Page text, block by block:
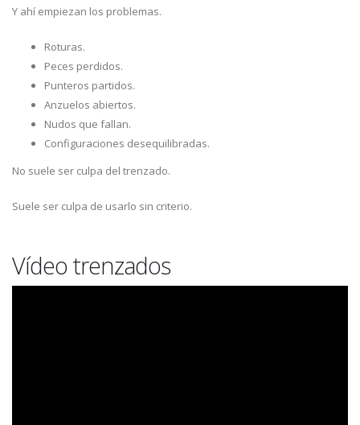
Y ahí empiezan los problemas.
Roturas.
Peces perdidos.
Punteros partidos.
Anzuelos abiertos.
Nudos que fallan.
Configuraciones desequilibradas.
No suele ser culpa del trenzado.
Suele ser culpa de usarlo sin criterio.
Vídeo trenzados